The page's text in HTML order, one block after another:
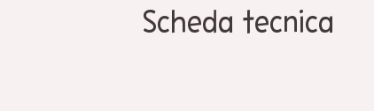
Scheda tecnica